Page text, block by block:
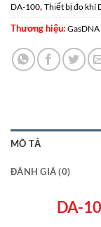
DA-100, Thiết bị đo khí
Thương hiệu: GasDNA
MÔ TẢ
ĐÁNH GIÁ (0)
DA-